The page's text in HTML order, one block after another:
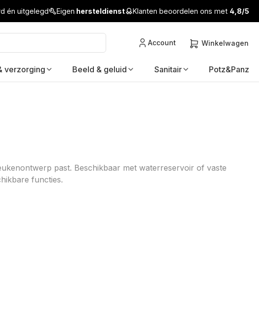
én uitgelegd Eigen hersteldienst Klanten beoordelen ons met 4,8/5
Account Winkelwagen
verzorging Beeld & geluid Sanitair Potz&Panz
past. Beschikbaar met waterreservoir of vaste
functies.